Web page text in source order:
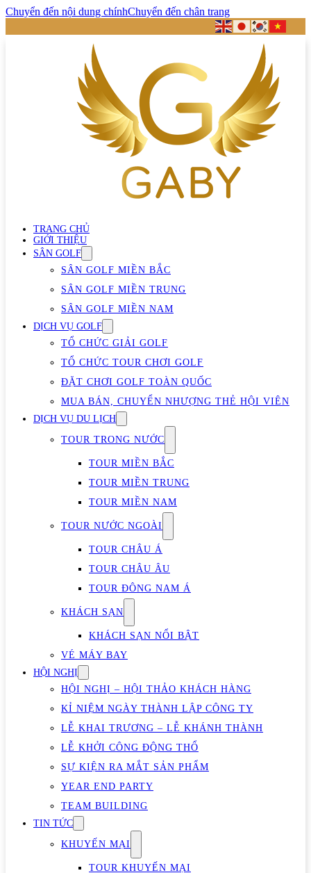
Chuyển đến nội dung chínhChuyển đến chân trang
TRANG CHỦ
GIỚI THIỆU
SÂN GOLF
SÂN GOLF MIỀN BẮC
SÂN GOLF MIỀN TRUNG
SÂN GOLF MIỀN NAM
DỊCH VỤ GOLF
TỔ CHỨC GIẢI GOLF
TỔ CHỨC TOUR CHƠI GOLF
ĐẶT CHƠI GOLF TOÀN QUỐC
MUA BÁN, CHUYỂN NHƯỢNG THẺ HỘI VIÊN
DỊCH VỤ DU LỊCH
TOUR TRONG NƯỚC
TOUR MIỀN BẮC
TOUR MIỀN TRUNG
TOUR MIỀN NAM
TOUR NƯỚC NGOÀI
TOUR CHÂU Á
TOUR CHÂU ÂU
TOUR ĐÔNG NAM Á
KHÁCH SẠN
KHÁCH SẠN NỔI BẬT
VÉ MÁY BAY
HỘI NGHỊ
HỘI NGHỊ – HỘI THẢO KHÁCH HÀNG
KỈ NIỆM NGÀY THÀNH LẬP CÔNG TY
LỄ KHAI TRƯƠNG – LỄ KHÁNH THÀNH
LỄ KHỞI CÔNG ĐỘNG THỔ
SỰ KIỆN RA MẮT SẢN PHẨM
YEAR END PARTY
TEAM BUILDING
TIN TỨC
KHUYẾN MẠI
TOUR KHUYẾN MẠI